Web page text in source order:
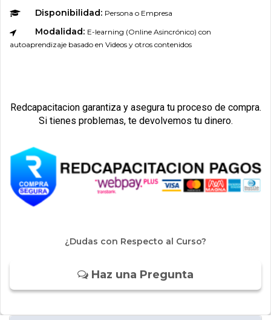
Disponibilidad: Persona o Empresa
Modalidad: E-learning (Online Asincrónico) con
autoaprendizaje basado en Videos y otros contenidos
Redcapacitacion garantiza y asegura tu proceso de compra.
Si tienes problemas, te devolvemos tu dinero.
¿Dudas con Respecto al Curso?
Haz una Pregunta